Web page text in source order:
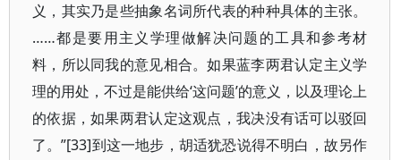
义，其实乃是些抽象名词所代表的种种具体的主张。
……都是要用主义学理做解决问题的工具和参考材
料，所以同我的意见相合。如果蓝李两君认定主义学
理的用处，不过是能供给‘这问题’的意义，以及理论上
的依据，如果两君认定这观点，我决没有话可以驳回
了。”[33]到这一地步，胡适犹恐说得不明白，故另作